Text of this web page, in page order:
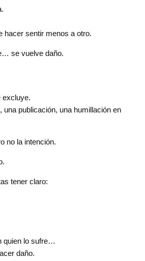
hacer sentir menos a otro.
se vuelve daño.
excluye.
una publicación, una humillación en
no la intención.
tener claro:
quien lo sufre…
daño.